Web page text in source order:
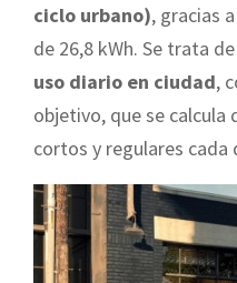
ciclo urbano), gracias
de 26,8 kWh. Se trata
uso diario en ciudad,
objetivo, que se calcula
cortos y regulares cada